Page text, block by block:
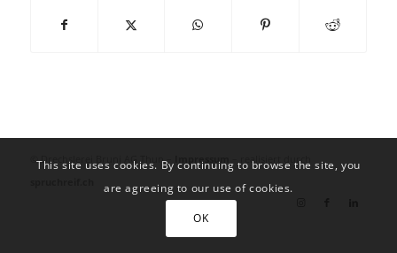
© Drechslerei Bruni AG Thun – Impressum
– realisiert durch
This site uses cookies. By continuing to browse the site, you
are agreeing to our use of cookies.
OK